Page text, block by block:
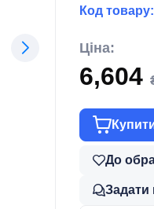
Код товару:
Ціна:
6,604
До
Задати